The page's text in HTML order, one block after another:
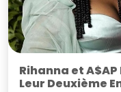
Rihanna et
Leur Deuxième